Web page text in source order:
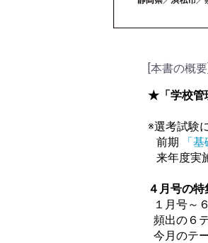
[本書の概要]
★「学校管
※選考試験
前期
「
来年度実
４月号の特
１月号～
頻出の６
今月のテ